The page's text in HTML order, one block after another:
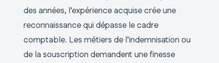
des années, l’expérience acquise crée une
reconnaissance qui dépasse le cadre
comptable. Les métiers de l’indemnisation ou
de la souscription demandent une finesse